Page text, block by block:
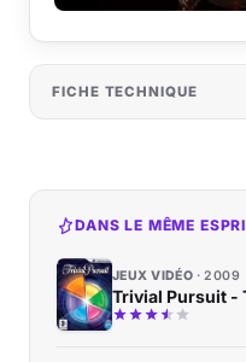
FICHE TECHNIQUE
DANS LE MÊME
JEUX VIDÉO 2009
Trivial Pursuit -